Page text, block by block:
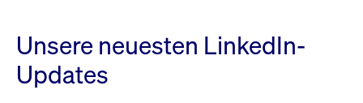
Unsere neuesten LinkedIn-
Updates